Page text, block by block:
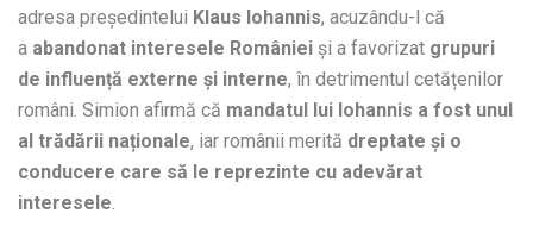
adresa președintelui Klaus Iohannis, acuzându-l că
a abandonat interesele României și a favorizat grupuri
de influență externe și interne, în detrimentul cetățenilor
români. Simion afirmă că mandatul lui Iohannis a fost unul
al trădării naționale, iar românii merită dreptate și o
conducere care să le reprezinte cu adevărat
interesele.